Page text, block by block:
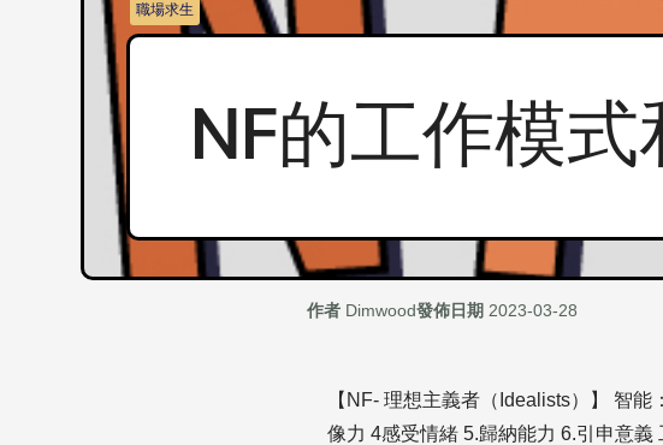
NF的工作模式
職場求生
作者 Dimwood發佈日期 2023-03-28
【NF- 理想主義者（Idealists）】 智
像力 4感受情緒 5.歸納能力 6.引申意